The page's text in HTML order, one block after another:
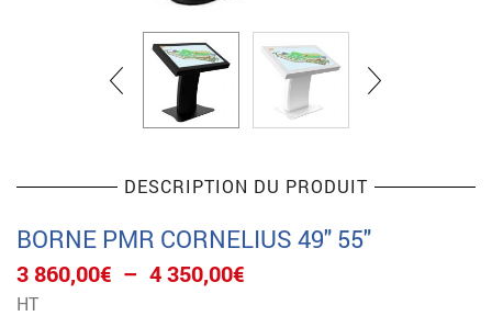
DESCRIPTION DU PRODUIT
BORNE PMR CORNELIUS 49″ 55″
3 860,00€ – 4 350,00€
HT